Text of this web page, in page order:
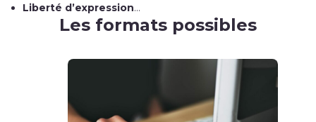
Liberté d’expression…
Les formats possibles